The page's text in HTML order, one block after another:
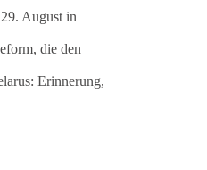
diebasissachse
August in
die den
Erinnerung,